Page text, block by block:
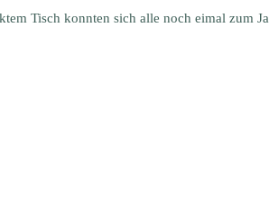
Tisch konnten sich alle noch eimal zum